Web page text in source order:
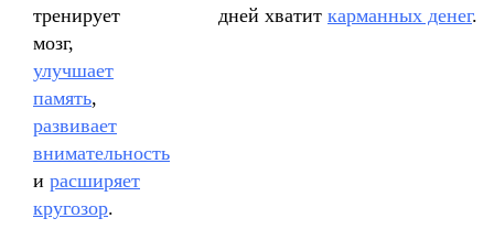
тренирует
мозг,
улучшает
память,
развивает
внимательность
и расширяет
кругозор.
дней хватит карманных денег.